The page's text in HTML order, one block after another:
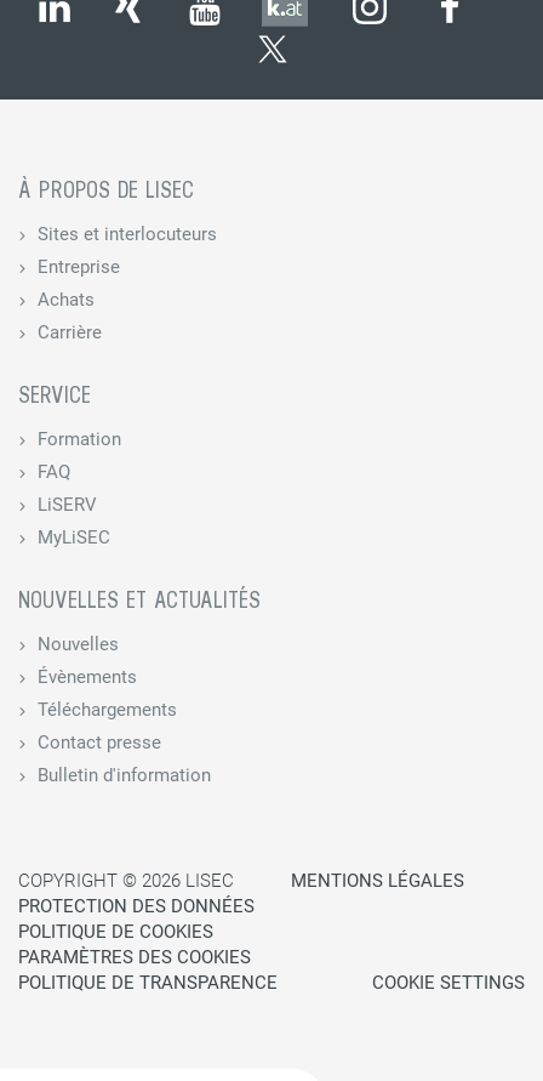
À PROPOS DE LISEC
Sites et interlocuteurs
Entreprise
Achats
Carrière
SERVICE
Formation
FAQ
LiSERV
MyLiSEC
NOUVELLES ET ACTUALITÉS
Nouvelles
Évènements
Téléchargements
Contact presse
Bulletin d'information
COPYRIGHT © 2026 LISEC
MENTIONS LÉGALES
PROTECTION DES DONNÉES
POLITIQUE DE COOKIES
PARAMÈTRES DES COOKIES
POLITIQUE DE TRANSPARENCE
COOKIE SETTINGS